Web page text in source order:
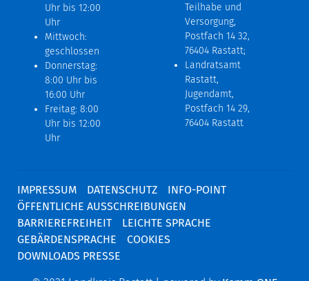
Uhr bis 12:00
Uhr
Mittwoch:
geschlossen
Donnerstag:
8:00 Uhr bis
16:00 Uhr
Freitag: 8:00
Uhr bis 12:00
Uhr
Teilhabe und
Versorgung,
Postfach 14 32,
76404 Rastatt;
Landratsamt
Rastatt,
Jugendamt,
Postfach 14 29,
76404 Rastatt
IMPRESSUM DATENSCHUTZ
INFO-POINT
ÖFFENTLICHE AUSSCHREIBUNGEN
BARRIEREFREIHEIT
LEICHTE SPRACHE
GEBÄRDENSPRACHE
COOKIES
DOWNLOADS PRESSE